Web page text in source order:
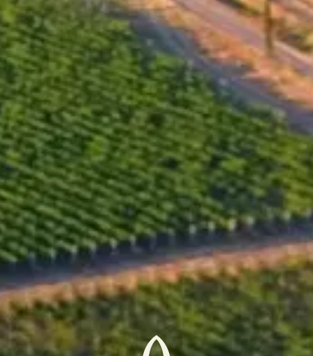
aus den Rebsorten Grenache und Pinot Noir, die in den
eigenen Weinbergen in der Umgebung des Dorfes Goriza
angebaut werden, unter der fachmännischen Aufsicht von
Todor Uzunov. Kalina Dyankova hat die Verantwortung
für die Kreation und den Anbau dieses Weins
übernommen.
Alkohol, Vol.%
13.50
Titrierbare Säuren, g/l
5.40
Restzucker, g/l
1.40
Flaschenvolumen
750ml x5000
Verschluss
Schraubenverschluss